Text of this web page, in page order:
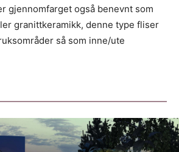
gjennomfarget også benevnt som
granittkeramikk, denne type fliser
så som inne/ute